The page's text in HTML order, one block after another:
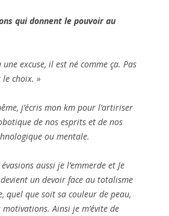
qui donnent le pouvoir au
excuse, il est né comme ça. Pas
choix. »
j’écris mon km pour l’artiriser
de nos esprits et de nos
ou mentale.
aussi je l’emmerde et Je
devient un devoir face au totalisme
quel que soit sa couleur de peau,
motivations. Ainsi je m’évite de